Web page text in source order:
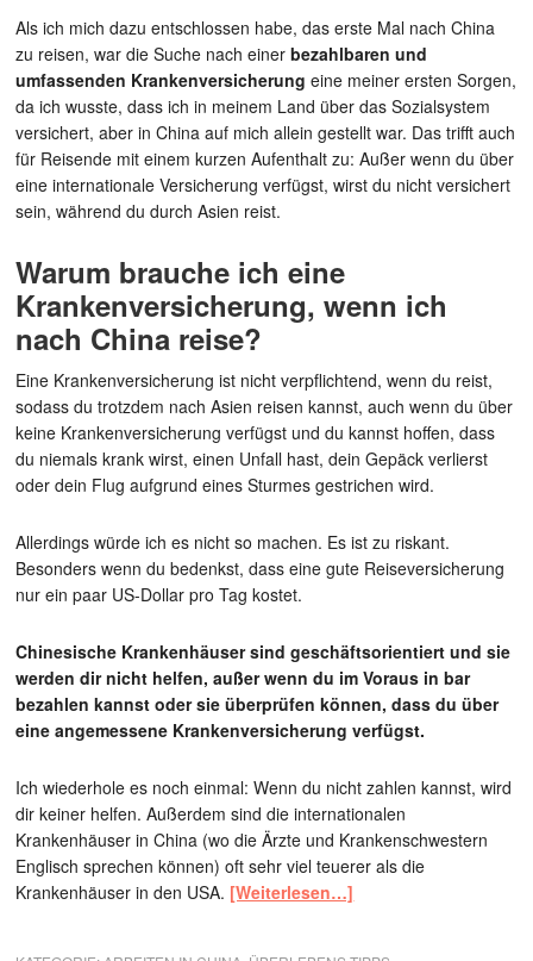
Als ich mich dazu entschlossen habe, das erste Mal nach China
zu reisen, war die Suche nach einerbezahlbaren und
umfassenden Krankenversicherung eine meiner ersten Sorgen,
da ich wusste, dass ich in meinem Land über das Sozialsystem
versichert, aber in China auf mich allein gestellt war. Das trifft auch
für Reisende mit einem kurzen Aufenthalt zu: Außer wenn du über
eine internationale Versicherung verfügst, wirst du nicht versichert
sein, während du durch Asien reist.
Warum brauche ich eine
Krankenversicherung, wenn ich
nach China reise?
Eine Krankenversicherung ist nicht verpflichtend, wenn du reist,
sodass du trotzdem nach Asien reisen kannst, auch wenn du über
keine Krankenversicherung verfügst und du kannst hoffen, dass
du niemals krank wirst, einen Unfall hast, dein Gepäck verlierst
oder dein Flug aufgrund eines Sturmes gestrichen wird.
Allerdings würde ich es nicht so machen. Es ist zu riskant.
Besonders wenn du bedenkst, dass eine gute Reiseversicherung
nur ein paar US-Dollar pro Tag kostet.
Chinesische Krankenhäuser sind geschäftsorientiert und sie
werden dir nicht helfen, außer wenn du im Voraus in bar
bezahlen kannst oder sie überprüfen können, dass du über
eine angemessene Krankenversicherung verfügst.
Ich wiederhole es noch einmal: Wenn du nicht zahlen kannst, wird
dir keiner helfen. Außerdem sind die internationalen
Krankenhäuser in China (wo die Ärzte und Krankenschwestern
Englisch sprechen können) oft sehr viel teuerer als die
Krankenhäuser in den USA. [Weiterlesen…]